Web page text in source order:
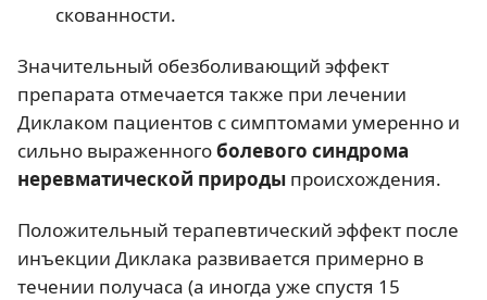
скованности.
Значительный обезболивающий эффект
препарата отмечается также при лечении
Диклаком пациентов с симптомами умеренно и
сильно выраженногоболевого синдрома
неревматической природы происхождения.
Положительный терапевтический эффект после
инъекции Диклака развивается примерно в
течении получаса (а иногда уже спустя 15